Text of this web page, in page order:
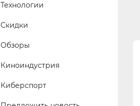
Технологии
Скидки
Обзоры
Киноиндустрия
Киберспорт